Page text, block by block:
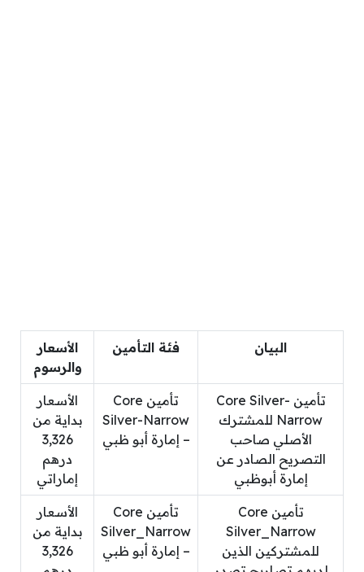
البيان فئة التأمين
الأسعار
والرسوم
تأمين Core Silver-
Narrow للمشترك
الأصلي صاحب
التصريح الصادر عن
إمارة أبوظبي
تأمين Core
Silver-Narrow
– إمارة أبو ظبي
الأسعار
بداية من
3,326
درهم
إماراتي
تأمين Core
Silver_Narrow
للمشتركين الذين
تأمين Core
Silver_Narrow
– إمارة أبو ظبي
الأسعار
بداية من
3,326